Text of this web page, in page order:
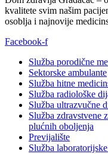
kvalitete svim našim
osoblja i najnovije
Facebook-f
Služba porodične
Sektorske ambulante
Služba hitne
Služba radiološke
Služba ultrazvučne
Služba zdravstvene
plućnih oboljenja
Previjalište
Služba